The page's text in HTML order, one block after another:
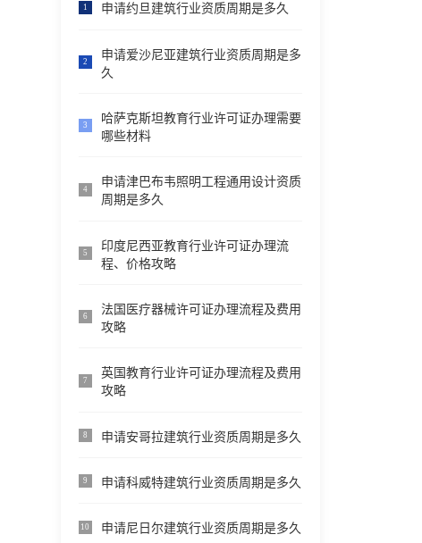
1 申请约旦建筑行业资质周期是多久
2
申请爱沙尼亚建筑行业资质周期是多
久
3
哈萨克斯坦教育行业许可证办理需要
哪些材料
4
申请津巴布韦照明工程通用设计资质
周期是多久
5
印度尼西亚教育行业许可证办理流
程、价格攻略
6
法国医疗器械许可证办理流程及费用
攻略
7
英国教育行业许可证办理流程及费用
攻略
8 申请安哥拉建筑行业资质周期是多久
9 申请科威特建筑行业资质周期是多久
10 申请尼日尔建筑行业资质周期是多久